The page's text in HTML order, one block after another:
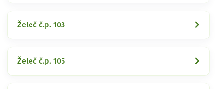
Želeč č.p. 103
Želeč č.p. 105